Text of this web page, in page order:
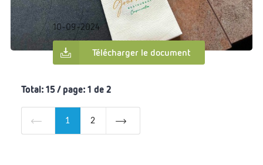
L'escale Gourmande
10-09-2024
Télécharger le document
Total: 15 / page: 1 de 2
1 2